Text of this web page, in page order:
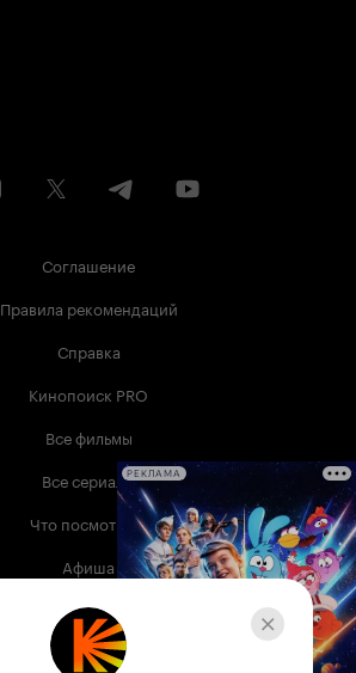
Соглашение
Правила рекомендаций
Справка
Кинопоиск PRO
Все фильмы
Все сериалы
Что посмотреть
Афиша
Музыка
Телепрограмма
РЕКЛАМА